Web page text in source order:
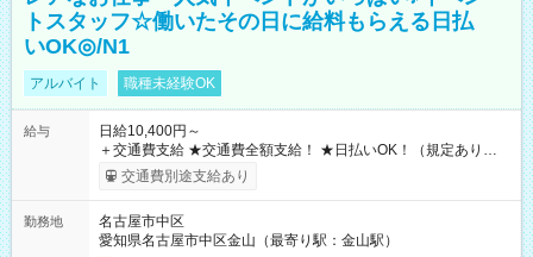
トスタッフ☆働いたその日に給料もらえる日払
いOK◎/N1
アルバイト 職種未経験OK
給与
日給10,400円～
＋交通費支給 ★交通費全額支給！ ★日払いOK！（規定あり） ┗
働いたその日に現金GET♪ お仕事後はコンビニATMから 日払
交通費別途支給あり
勤務地
名古屋市中区
愛知県名古屋市中区金山（最寄り駅：金山駅）